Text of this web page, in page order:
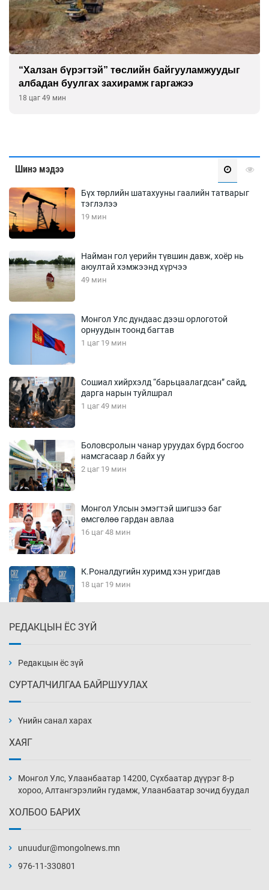
Бэлчээрийн ургамлын гарц нийт нутгийн 55
хувьд сайн байна
19 цаг 19 мин
Шинэ мэдээ
Бүх төрлийн шатахууны гаалийн татварыг
тэглэлээ
19 мин
Найман гол үерийн түвшин давж, хоёр нь
аюултай хэмжээнд хүрчээ
49 мин
Монгол Улс дундаас дээш орлоготой
орнуудын тоонд багтав
1 цаг 19 мин
Сошиал хийрхэлд “барьцаалагдсан” сайд,
дарга нарын туйлшрал
1 цаг 49 мин
Боловсролын чанар уруудах бүрд босгоо
намсгасаар л байх уу
2 цаг 19 мин
Монгол Улсын эмэгтэй шигшээ баг
өмсгөлөө гардан авлаа
16 цаг 48 мин
К.Роналдугийн хуримд хэн уригдав
18 цаг 19 мин
19 цаг 19 мин
19 цаг 49 мин
20 цаг 19 мин
РЕДАКЦЫН ЁС ЗҮЙ
Редакцын ёс зүй
СУРТАЛЧИЛГАА БАЙРШУУЛАХ
Үнийн санал харах
ХАЯГ
Монгол Улс, Улаанбаатар 14200, Сүхбаатар дүүрэг 8-р
хороо, Алтангэрэлийн гудамж, Улаанбаатар зочид буудал
ХОЛБОО БАРИХ
unuudur@mongolnews.mn
976-11-330801